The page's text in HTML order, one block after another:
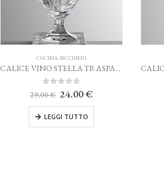
CUCINA,BICCHIERI
Su 5
26.00€
LEGGI TUTTO